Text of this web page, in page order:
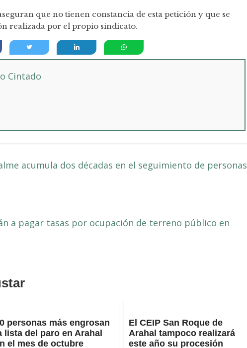
que no tienen constancia de esta petición y que se
realizada por el propio sindicato.
Cintado
acumula dos décadas en el seguimiento de personas
a pagar tasas por ocupación de terreno público en
personas más engrosan
lista del paro en Arahal
el mes de octubre
El CEIP San Roque de
Arahal tampoco realizará
este año su procesión